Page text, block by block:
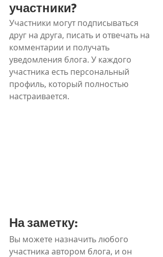
участники?
Участники могут подписываться
друг на друга, писать и отвечать на
комментарии и получать
уведомления блога. У каждого
участника есть персональный
профиль, который полностью
настраивается.
На заметку:
Вы можете назначить любого
участника автором блога, и он